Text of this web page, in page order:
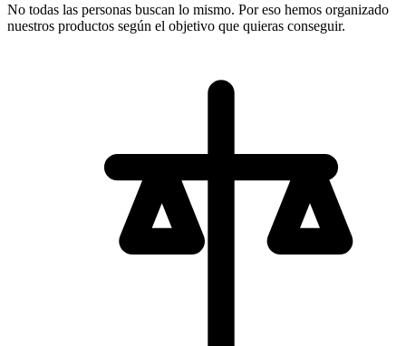
No todas las personas buscan lo mismo. Por eso hemos organizado
nuestros productos según el objetivo que quieras conseguir.